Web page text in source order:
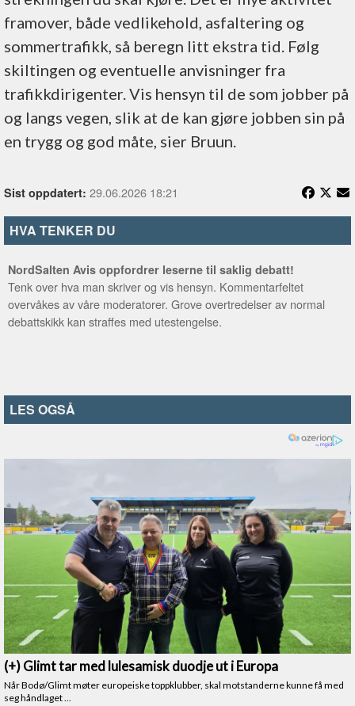
framover, både vedlikehold, asfaltering og
sommertrafikk, så beregn litt ekstra tid. Følg
skiltingen og eventuelle anvisninger fra
trafikkdirigenter. Vis hensyn til de som jobber på
og langs vegen, slik at de kan gjøre jobben sin på
en trygg og god måte, sier Bruun.
Sist oppdatert: 29.06.2026 18:21
HVA TENKER DU
NordSalten Avis oppfordrer leserne til saklig debatt!
Tenk over hva man skriver og vis hensyn. Kommentarfeltet
overvåkes av våre moderatorer. Grove overtredelser av normal
debattskikk kan straffes med utestengelse.
LES OGSÅ